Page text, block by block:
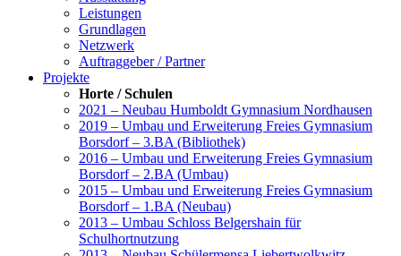
Leistungen
Grundlagen
Netzwerk
Auftraggeber / Partner
Projekte
Horte / Schulen
2021 – Neubau Humboldt Gymnasium Nordhausen
2019 – Umbau und Erweiterung Freies Gymnasium
Borsdorf – 3.BA (Bibliothek)
2016 – Umbau und Erweiterung Freies Gymnasium
Borsdorf – 2.BA (Umbau)
2015 – Umbau und Erweiterung Freies Gymnasium
Borsdorf – 1.BA (Neubau)
2013 – Umbau Schloss Belgershain für
Schulhortnutzung